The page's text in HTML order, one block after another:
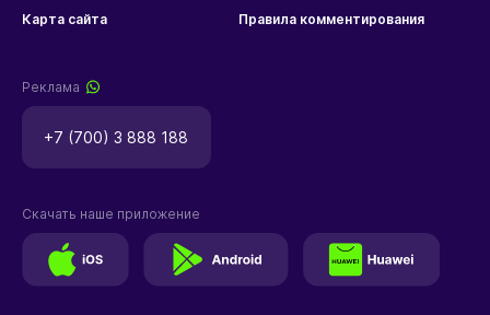
Карта сайта Правила комментирования
Реклама
+7 (700) 3 888 188
Скачать наше приложение